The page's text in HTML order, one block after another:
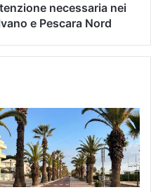
necessaria nei
e Pescara Nord